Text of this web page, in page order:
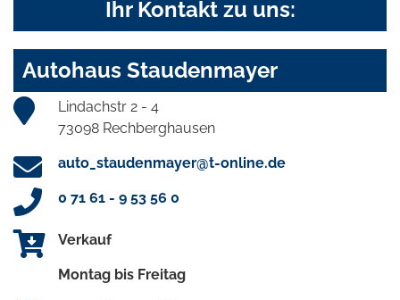
Ihr Kontakt zu uns:
Autohaus Staudenmayer
Lindachstr 2 - 4
73098 Rechberghausen
auto_staudenmayer@t-online.de
0 71 61 - 9 53 56 0
Verkauf
Montag bis Freitag